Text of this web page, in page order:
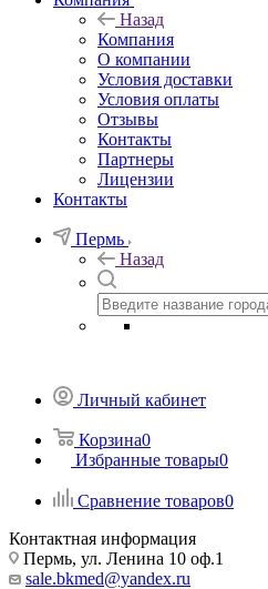
Назад
Компания
О компании
Условия доставки
Условия оплаты
Отзывы
Контакты
Партнеры
Лицензии
Контакты
Пермь
Назад
Личный кабинет
Корзина0
Избранные товары0
Сравнение товаров0
Контактная информация
Пермь, ул. Ленина 10 оф.1
sale.bkmed@yandex.ru